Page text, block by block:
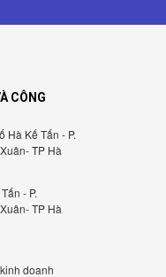
CÔNG
Hà Kế Tấn - P.
TP Hà
- P.
TP Hà
doanh